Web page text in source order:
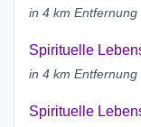
in 4 km Entfernung
Spirituelle
in 4 km Entfernung
Spirituelle